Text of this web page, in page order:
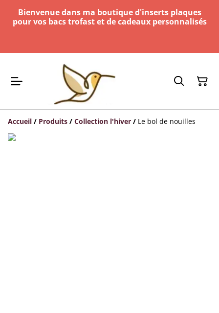
Bienvenue dans ma boutique d'inserts plaques
pour vos bacs trofast et de cadeaux personnalisés
Accueil / Produits / Collection l'hiver / Le bol de nouilles